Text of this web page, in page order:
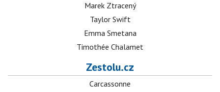
Marek Ztracený
Taylor Swift
Emma Smetana
Timothée Chalamet
Zestolu.cz
Carcassonne